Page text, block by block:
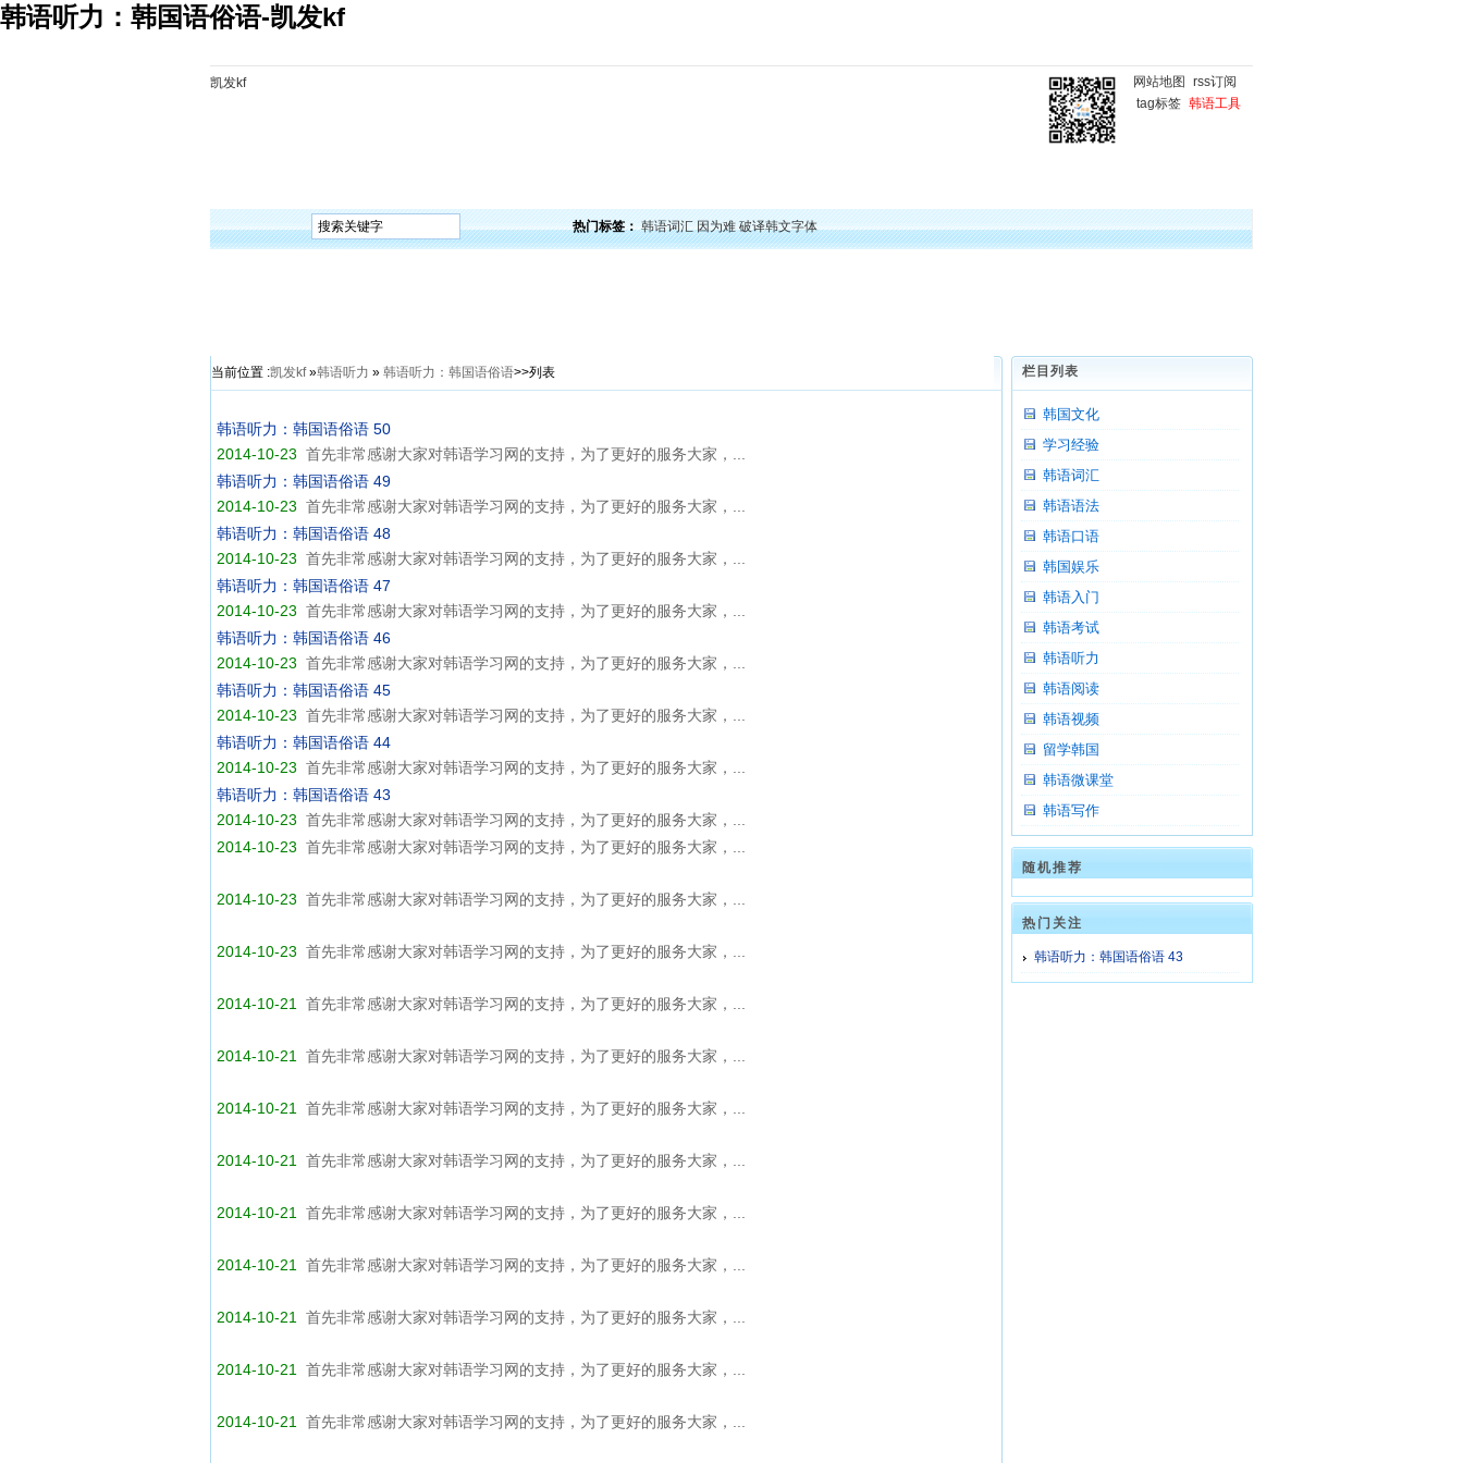
韩语听力：韩国语俗语-凯发kf
凯发kf 网站地图
rss订阅
tag标签 韩语工具
热门标签： 韩语词汇 因为难 破译韩文字体
当前位置 :凯发kf»韩语听力 » 韩语听力：韩国语俗语>>列表
韩语听力：韩国语俗语 50
2014-10-23 首先非常感谢大家对韩语学习网的支持，为了更好的服务大家，...
韩语听力：韩国语俗语 49
2014-10-23 首先非常感谢大家对韩语学习网的支持，为了更好的服务大家，...
韩语听力：韩国语俗语 48
2014-10-23 首先非常感谢大家对韩语学习网的支持，为了更好的服务大家，...
韩语听力：韩国语俗语 47
2014-10-23 首先非常感谢大家对韩语学习网的支持，为了更好的服务大家，...
韩语听力：韩国语俗语 46
2014-10-23 首先非常感谢大家对韩语学习网的支持，为了更好的服务大家，...
韩语听力：韩国语俗语 45
2014-10-23 首先非常感谢大家对韩语学习网的支持，为了更好的服务大家，...
韩语听力：韩国语俗语 44
2014-10-23 首先非常感谢大家对韩语学习网的支持，为了更好的服务大家，...
韩语听力：韩国语俗语 43
2014-10-23 首先非常感谢大家对韩语学习网的支持，为了更好的服务大家，...
2014-10-23 首先非常感谢大家对韩语学习网的支持，为了更好的服务大家，...
2014-10-23 首先非常感谢大家对韩语学习网的支持，为了更好的服务大家，...
2014-10-23 首先非常感谢大家对韩语学习网的支持，为了更好的服务大家，...
2014-10-21 首先非常感谢大家对韩语学习网的支持，为了更好的服务大家，...
2014-10-21 首先非常感谢大家对韩语学习网的支持，为了更好的服务大家，...
2014-10-21 首先非常感谢大家对韩语学习网的支持，为了更好的服务大家，...
2014-10-21 首先非常感谢大家对韩语学习网的支持，为了更好的服务大家，...
2014-10-21 首先非常感谢大家对韩语学习网的支持，为了更好的服务大家，...
2014-10-21 首先非常感谢大家对韩语学习网的支持，为了更好的服务大家，...
2014-10-21 首先非常感谢大家对韩语学习网的支持，为了更好的服务大家，...
2014-10-21 首先非常感谢大家对韩语学习网的支持，为了更好的服务大家，...
2014-10-21 首先非常感谢大家对韩语学习网的支持，为了更好的服务大家，...
栏目列表
韩国文化
学习经验
韩语词汇
韩语语法
韩语口语
韩国娱乐
韩语入门
韩语考试
韩语听力
韩语阅读
韩语视频
留学韩国
韩语微课堂
韩语写作
随机推荐
热门关注
韩语听力：韩国语俗语 43